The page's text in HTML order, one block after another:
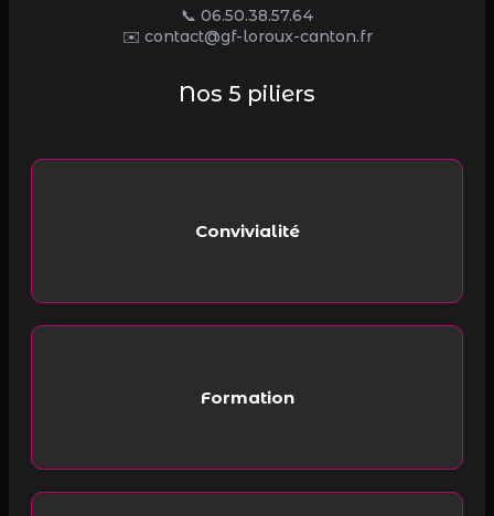
📞 06.50.38.57.64
✉️ contact@gf-loroux-canton.fr
Nos 5 piliers
Convivialité
Formation